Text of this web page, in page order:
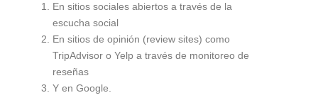
En sitios sociales abiertos a través de la
escucha social
En sitios de opinión (review sites) como
TripAdvisor o Yelp a través de monitoreo de
reseñas
Y en Google.